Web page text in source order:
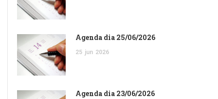
Agenda dia 25/06/2026
25 jun 2026
Agenda dia 23/06/2026